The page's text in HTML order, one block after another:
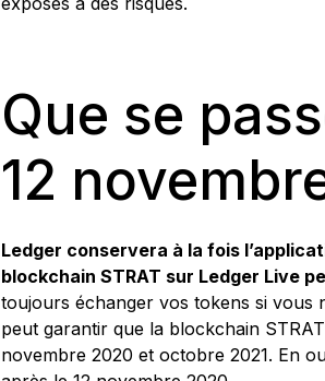
Que se
12
Ledger conservera à la fois
blockchain STRAT sur Ledger Live
toujours échanger vos tokens si vous
peut garantir que la blockchain
novembre 2020 et octobre 2021. En